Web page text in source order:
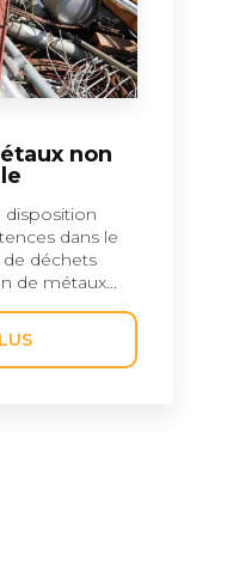
non
disposition
dans le
de déchets
de métaux...